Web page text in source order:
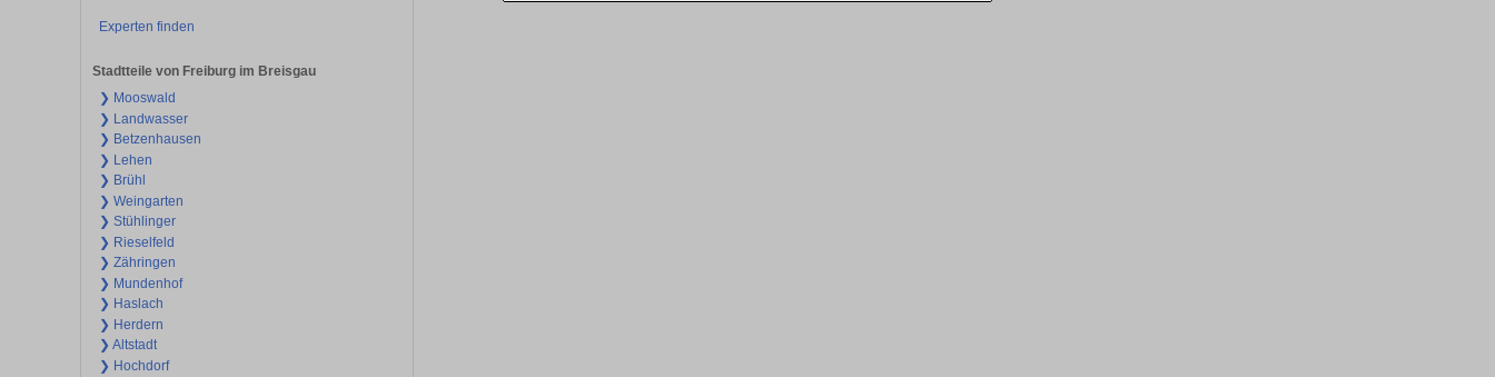
Experten finden
Stadtteile von Freiburg im Breisgau
❯ Mooswald
❯ Landwasser
❯ Betzenhausen
❯ Lehen
❯ Brühl
❯ Weingarten
❯ Stühlinger
❯ Rieselfeld
❯ Zähringen
❯ Mundenhof
❯ Haslach
❯ Herdern
❯ Altstadt
❯ Hochdorf